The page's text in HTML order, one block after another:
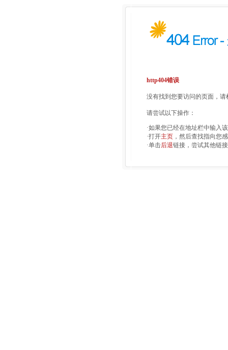
http404错误
没有找到您要访问的页面，
请尝试以下操作：
·如果您已经在地址栏中输入
·打开主页 ，然后查找指向您
·单击后退链接，尝试其他链